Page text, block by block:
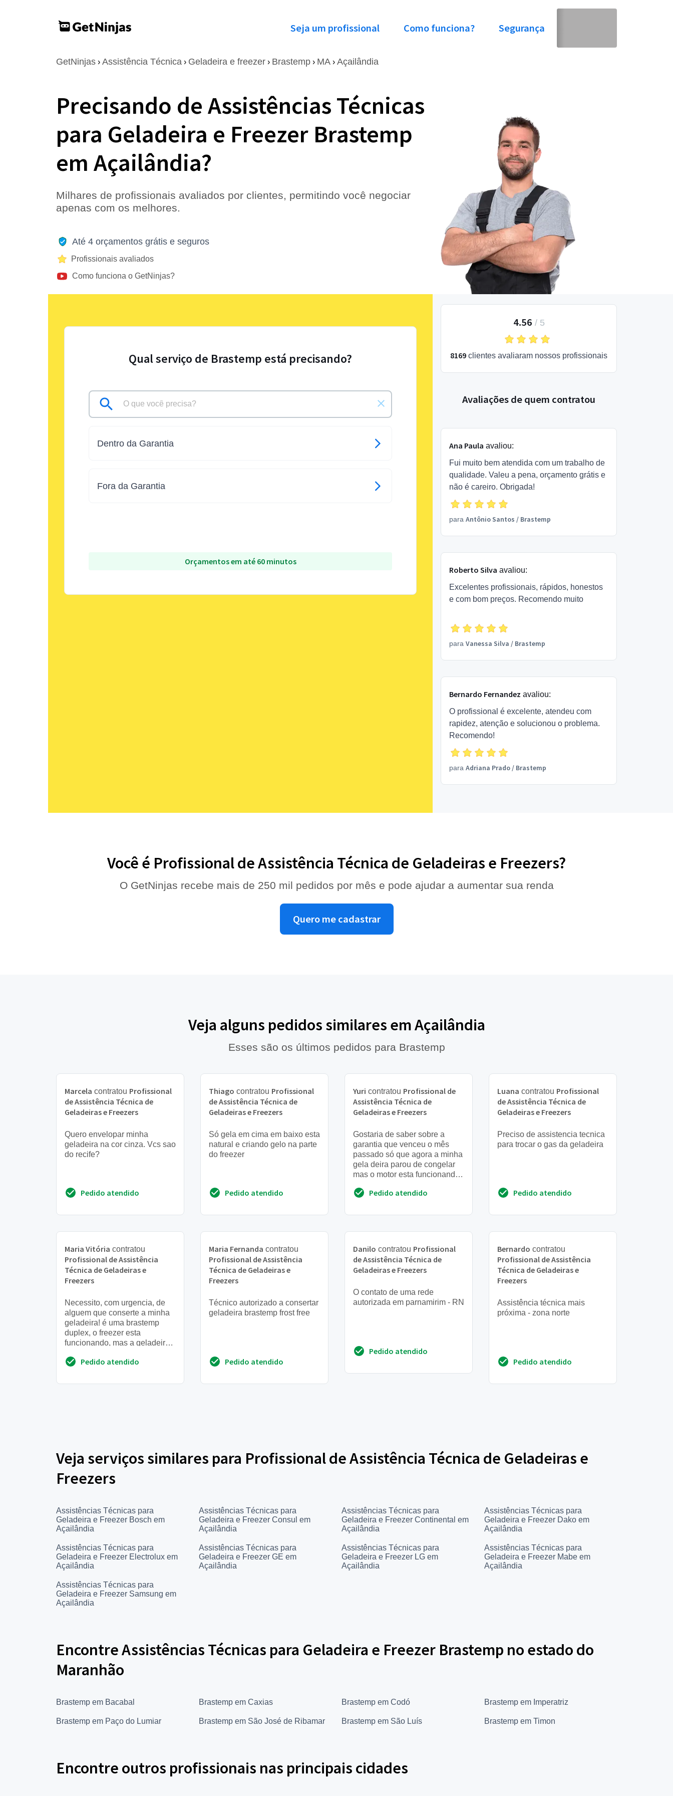
Seja um profissional Como funciona? Segurança
GetNinjas › Assistência Técnica › Geladeira e freezer › Brastemp › MA › Açailândia
Precisando de Assistências Técnicas
para Geladeira e Freezer Brastemp
em Açailândia?
Milhares de profissionais avaliados por clientes, permitindo você negociar
apenas com os melhores.
Até 4 orçamentos grátis e seguros
Profissionais avaliados
Como funciona o GetNinjas?
Qual serviço de Brastemp está precisando?
Dentro da Garantia
Fora da Garantia
Orçamentos em até 60 minutos
4.56 / 5
8169 clientes avaliaram nossos profissionais
Avaliações de quem contratou
Ana Paula avaliou:
Fui muito bem atendida com um trabalho de
qualidade. Valeu a pena, orçamento grátis e
não é careiro. Obrigada!
para Antônio Santos / Brastemp
Roberto Silva avaliou:
Excelentes profissionais, rápidos, honestos
e com bom preços. Recomendo muito
para Vanessa Silva / Brastemp
Bernardo Fernandez avaliou:
O profissional é excelente, atendeu com
rapidez, atenção e solucionou o problema.
Recomendo!
para Adriana Prado/ Brastemp
Você é Profissional de Assistência Técnica de Geladeiras e Freezers?
O GetNinjas recebe mais de 250 mil pedidos por mês e pode ajudar a aumentar sua renda
Quero me cadastrar
Veja alguns pedidos similares em Açailândia
Esses são os últimos pedidos para Brastemp
Marcela contratou Profissional
de Assistência Técnica de
Geladeiras e Freezers
Quero envelopar minha
geladeira na cor cinza. Vcs sao
do recife?
Pedido atendido
Thiago contratou Profissional
de Assistência Técnica de
Geladeiras e Freezers
Só gela em cima em baixo esta
natural e criando gelo na parte
do freezer
Pedido atendido
Yuri contratou Profissional de
Assistência Técnica de
Geladeiras e Freezers
Gostaria de saber sobre a
garantia que venceu o mês
passado só que agora a minha
gela deira parou de congelar
mas o motor esta funcionando.
eu façoPedido atendido
Luana contratou Profissional
de Assistência Técnica de
Geladeiras e Freezers
Preciso de assistencia tecnica
para trocar o gas da geladeira
Pedido atendido
Maria Vitória contratou
Profissional de Assistência
Técnica de Geladeiras e
Freezers
Necessito, com urgencia, de
alguem que conserte a minha
geladeira! é uma brastemp
duplex, o freezer esta
funcionando, mas a geladeira
piscando intensamente e...
Pedido atendido
Maria Fernanda contratou
Profissional de Assistência
Técnica de Geladeiras e
Freezers
Técnico autorizado a consertar
geladeira brastemp frost free
Pedido atendido
Danilo contratou Profissional
de Assistência Técnica de
Geladeiras e Freezers
O contato de uma rede
autorizada em parnamirim - RN
Pedido atendido
Bernardo contratou
Profissional de Assistência
Técnica de Geladeiras e
Freezers
Assistência técnica mais
próxima - zona norte
Pedido atendido
Veja serviços similares para Profissional de Assistência Técnica de Geladeiras e
Freezers
Assistências Técnicas para
Geladeira e Freezer Bosch em
Açailândia
Assistências Técnicas para
Geladeira e Freezer Consul em
Açailândia
Assistências Técnicas para
Geladeira e Freezer Continental em
Açailândia
Assistências Técnicas para
Geladeira e Freezer Dako em
Açailândia
Assistências Técnicas para
Geladeira e Freezer Electrolux em
Açailândia
Assistências Técnicas para
Geladeira e Freezer GE em
Açailândia
Assistências Técnicas para
Geladeira e Freezer LG em
Açailândia
Assistências Técnicas para
Geladeira e Freezer Mabe em
Açailândia
Assistências Técnicas para
Geladeira e Freezer Samsung em
Açailândia
Encontre Assistências Técnicas para Geladeira e Freezer Brastemp no estado do
Maranhão
Brastemp em Bacabal Brastemp em Caxias Brastemp em Codó Brastemp em Imperatriz
Brastemp em Paço do Lumiar Brastemp em São José de Ribamar Brastemp em São Luís Brastemp em Timon
Encontre outros profissionais nas principais cidades